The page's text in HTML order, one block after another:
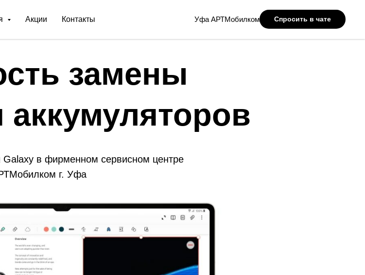
Акции Контакты Уфа АРТМобилком Спросить в чате
замены
Galaxy в фирменном сервисном центре
г. Уфа